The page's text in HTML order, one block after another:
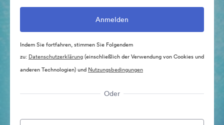
Indem Sie fortfahren, stimmen Sie Folgendem
zu: Datenschutzerklärung(einschließlich der Verwendung von Cookies und
anderen Technologien) und Nutzungsbedingungen
Oder